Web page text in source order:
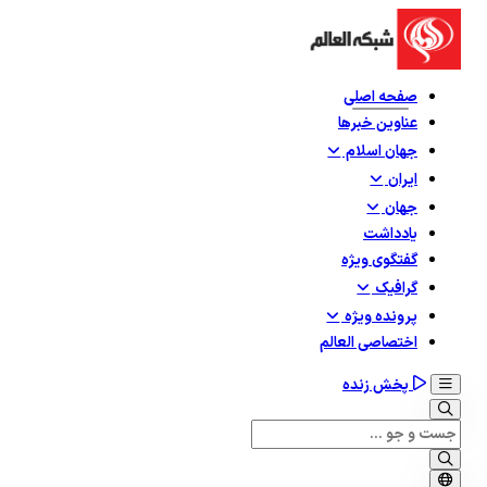
صفحه اصلی
عناوین خبرها
جهان اسلام
ایران
جهان
یادداشت
گفتگوی ویژه
گرافيک
پرونده ویژه
اختصاصی العالم
پخش زنده